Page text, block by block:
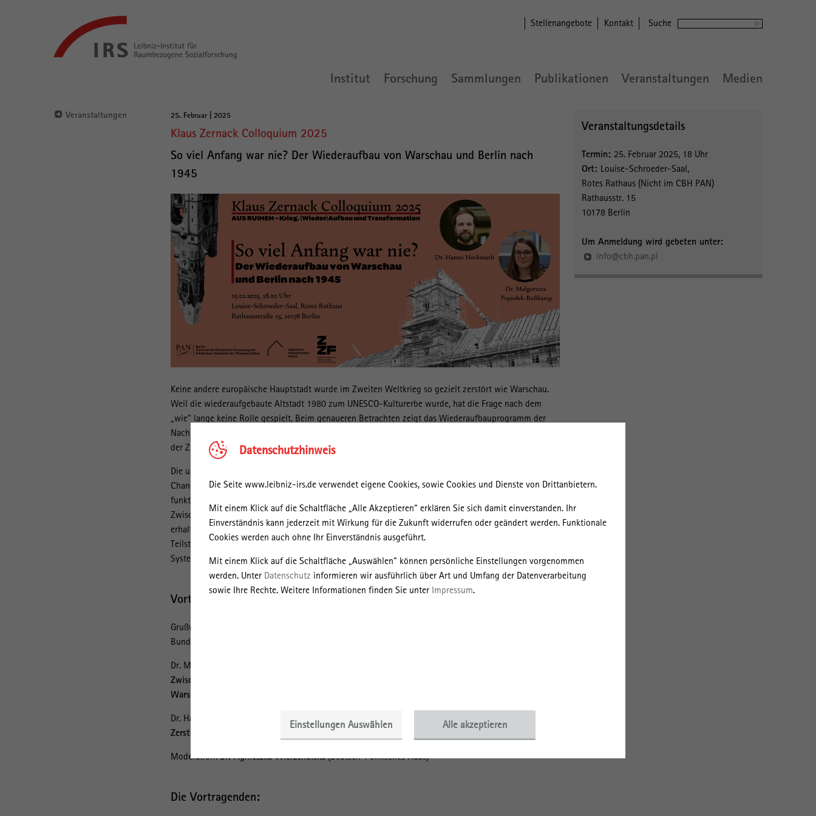
Datenschutzhinweis
Die Seite www.leibniz-irs.de verwendet eigene Cookies, sowie Cookies und Dienste von Drittanbietern.
Mit einem Klick auf die Schaltfläche „Alle Akzeptieren“ erklären Sie sich damit einverstanden. Ihr
Einverständnis kann jederzeit mit Wirkung für die Zukunft widerrufen oder geändert werden. Funktionale
Cookies werden auch ohne Ihr Einverständnis ausgeführt.
Mit einem Klick auf die Schaltfläche „Auswählen“ können persönliche Einstellungen vorgenommen
werden. Unter Datenschutz informieren wir ausführlich über Art und Umfang der Datenverarbeitung
sowie Ihre Rechte. Weitere Informationen finden Sie unter Impressum.
Einstellungen Auswählen Alle akzeptieren
Raumbezogene
Stellenangebote Kontakt Suche
Institut Forschung Sammlungen Publikationen Veranstaltungen Medien
Veranstaltungen
Hauptinhalt
25. Februar | 2025
Klaus Zernack Colloquium 2025
So viel Anfang war nie? Der Wiederaufbau von Warschau und Berlin nach
1945
Keine andere europäische Hauptstadt wurde im Zweiten Weltkrieg so gezielt zerstört wie Warschau.
Weil die wiederaufgebaute Altstadt 1980 zum UNESCO-Kulturerbe wurde, hat die Frage nach dem
„wie“ lange keine Rolle gespielt. Beim genaueren Betrachten zeigt das Wiederaufbauprogramm der
Nachkriegszeit zahlreiche Kontinuitäten mit den Aufbauprojekten von vor 1939. Welche Konzepte aus
der Zeit vor 1945 gelangten in das sozialistische Propagandaprogramm und wie kam es dazu?
Die umfassende Zerstörung Berlins während des Zweiten Weltkrieg wurde von Stadtplanern auch als
Chance begriffen. Endlich sollte das „steinerne Berlin“ des Kaiserreichs durch einen modernen,
funktionalen Städtebau überwunden werden, der den Prinzipien Licht, Luft und Sonne aus der
Zwischenkriegszeit folgte. In Ost- und West-Berlin sollten nicht nur die Ruinen, sondern auch die
erhaltenen gründerzeitlichen Mietskasernen weichen. Doch im Kalten Krieg schlugen die beiden
Teilstädte unterschiedliche Wege des Wiederaufbaus ein und wurden zu Schaufenstern der
Systemkonkurrenz.
Vorträge mit anschließender Podiumsdiskussion:
Grußwort
Bundes- und Europaangelegenheiten und Internationales
Dr. Małgorzata Popiołek-Roßkamp (Leibniz-Institut für Raumbezogene Sozialforschung)
Zwischen Legende und Wirklichkeit. Der Wiederaufbau des historischen Stadtzentrums von
Warschau
Dr. Hanno Hochmuth (Leibniz-Zentrum für Zeithistorische Forschung Potsdam)
Zerstörung als Chance? Konjunkturen des Wiederaufbaus in Ost- und West-Berlin
Moderation:Dr. Agnieszka Wierzcholska(Deutsch-Polnisches Haus)
Die Vortragenden:
Veranstaltungsdetails
Termin: 25. Februar 2025, 18 Uhr
Ort: Louise-Schroeder-Saal,
Rotes Rathaus (Nicht im CBH PAN)
Rathausstr. 15
10178 Berlin
Um Anmeldung wird gebeten unter:
info@cbh.pan.pl